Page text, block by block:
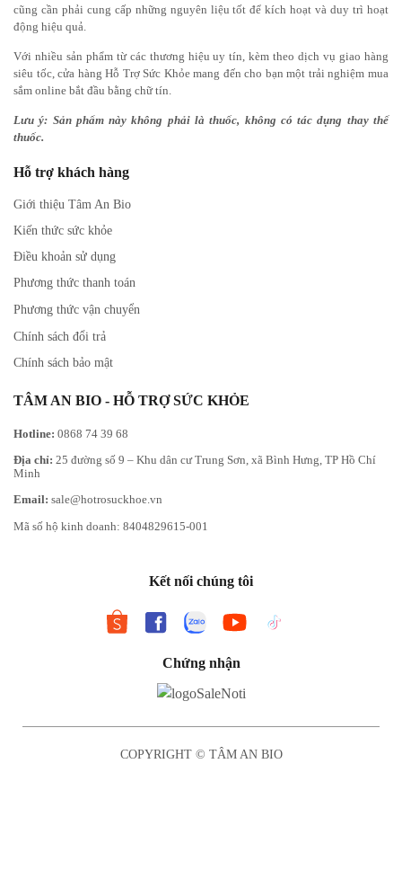
cũng cần phải cung cấp những nguyên liệu tốt để kích hoạt và duy trì hoạt
động hiệu quả.
Với nhiều sản phẩm từ các thương hiệu uy tín, kèm theo dịch vụ giao hàng
siêu tốc, cửa hàng Hỗ Trợ Sức Khỏe mang đến cho bạn một trải nghiệm mua
sắm online bắt đầu bằng chữ tín.
Lưu ý: Sản phẩm này không phải là thuốc, không có tác dụng thay thế
thuốc.
Hỗ trợ khách hàng
Giới thiệu Tâm An Bio
Kiến thức sức khỏe
Điều khoản sử dụng
Phương thức thanh toán
Phương thức vận chuyển
Chính sách đổi trả
Chính sách bảo mật
TÂM AN BIO - HỖ TRỢ SỨC KHỎE
Hotline: 0868 74 39 68
Địa chỉ: 25 đường số 9 – Khu dân cư Trung Sơn, xã Bình Hưng, TP Hồ Chí
Minh
Email: sale@hotrosuckhoe.vn
Mã số hộ kinh doanh: 8404829615-001
Kết nối chúng tôi
Chứng nhận
COPYRIGHT © TÂM AN BIO